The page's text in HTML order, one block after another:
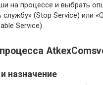
на процессе и выбрать
службу» (Stop Service) или
Service).
назначение